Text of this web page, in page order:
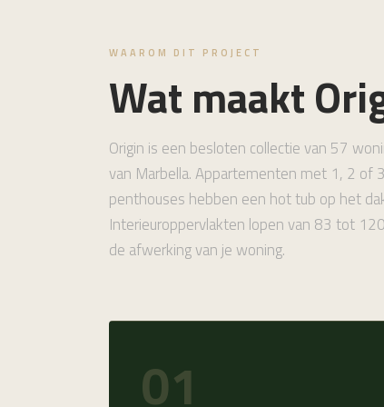
WAAROM DIT PROJECT
Wat maakt
Origin is een besloten collectie van 57
van Marbella. Appartementen met 1, 2 of
penthouses hebben een hot tub op het
Interieuroppervlakten lopen van 83 tot
de afwerking van je woning.
01